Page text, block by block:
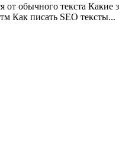
от обычного текста
Как писать SEO тексты...